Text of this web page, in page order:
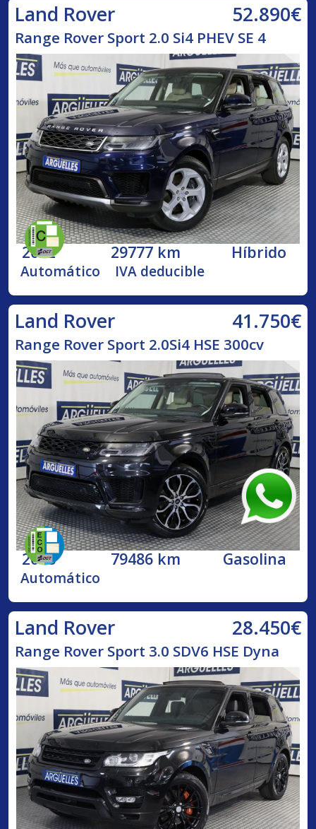
Land Rover 52.890€
Range Rover Sport 2.0 Si4 PHEV SE 4
2022 29777 km Híbrido
Automático IVA deducible
Land Rover 41.750€
Range Rover Sport 2.0Si4 HSE 300cv
2018 79486 km Gasolina
Automático
Land Rover 28.450€
Range Rover Sport 3.0 SDV6 HSE Dyna